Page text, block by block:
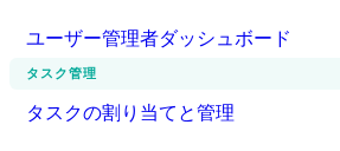
ユーザー管理者ダッシュボード
タスク管理
タスクの割り当てと管理